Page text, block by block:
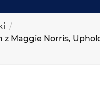
z Maggie Norris,